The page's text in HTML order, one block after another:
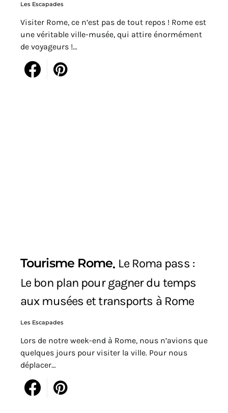
Les Escapades
Visiter Rome, ce n’est pas de tout repos ! Rome est
une véritable ville-musée, qui attire énormément
de voyageurs !…
Tourisme Rome Le Roma pass :
Le bon plan pour gagner du temps
aux musées et transports à Rome
Les Escapades
Lors de notre week-end à Rome, nous n’avions que
quelques jours pour visiter la ville. Pour nous
déplacer…